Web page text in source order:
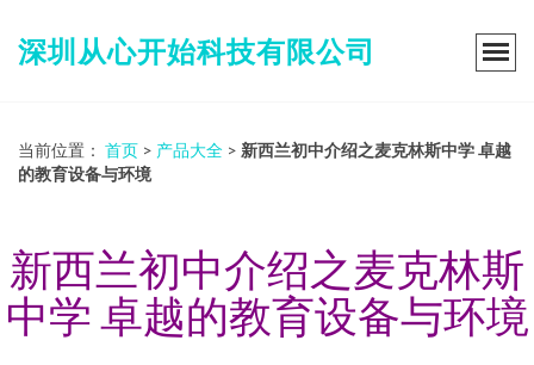
深圳从心开始科技有限公司
当前位置： 首页 > 产品大全 > 新西兰初中介绍之麦克林斯中学 卓越
的教育设备与环境
新西兰初中介绍之麦克林斯
中学 卓越的教育设备与环境